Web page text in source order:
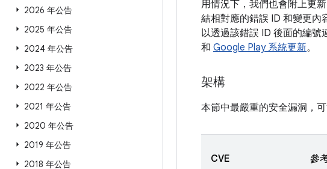
2026 年公告
2025 年公告
2024 年公告
2023 年公告
2022 年公告
2021 年公告
2020 年公告
2019 年公告
2018 年公告
用情況下，我們也會附上更
結相對應的錯誤 ID 和變更內
以透過該錯誤 ID 後面的編
和 Google Play 系統更新。
架構
本節中最嚴重的安全漏洞，
CVE 參